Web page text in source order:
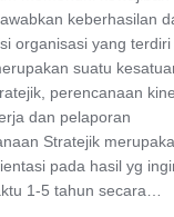
keberhasilan
organisasi yang
suatu
perencanaan
dan pelaporan
Stratejik
pada hasil yg
1-5 tahun secara…